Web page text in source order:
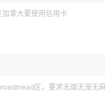
加拿大要使用信用卡
区，要求无烟无宠无麻无party，租金2200不包